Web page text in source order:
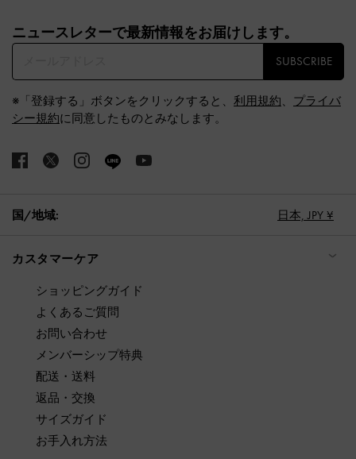
ニュースレターで最新情報をお届けします。​
SUBSCRIBE
※「登録する」ボタンをクリックすると、 利用規約、 プライバ
シー規約に同意したものとみなします。
国/地域: 日本, JPY ¥
カスタマーケア
ショッピングガイド
よくあるご質問
お問い合わせ
メンバーシップ特典
配送・送料
返品・交換
サイズガイド
お手入れ方法